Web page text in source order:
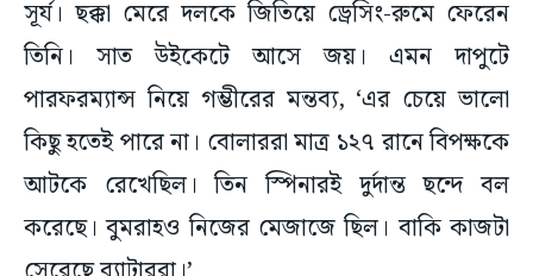
সূর্য। ছক্কা মেরে দলকে জিতিয়ে ড্রেসিং-রুমে ফেরেন
তিনি। সাত উইকেটে আসে জয়। এমন দাপুটে
পারফরম্যান্স নিয়ে গম্ভীরের মন্তব্য, ‘এর চেয়ে ভালো
কিছু হতেই পারে না। বোলাররা মাত্র ১২৭ রানে বিপক্ষকে
আটকে রেখেছিল। তিন স্পিনারই দুর্দান্ত ছন্দে বল
করেছে। বুমরাহও নিজের মেজাজে ছিল। বাকি কাজটা